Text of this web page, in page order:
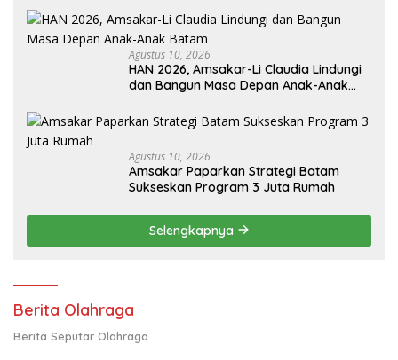
Agustus 10, 2026
HAN 2026, Amsakar-Li Claudia Lindungi
dan Bangun Masa Depan Anak-Anak
Agustus 10, 2026
Amsakar Paparkan Strategi Batam
Sukseskan Program 3 Juta Rumah
Selengkapnya
Berita Olahraga
Berita Seputar Olahraga